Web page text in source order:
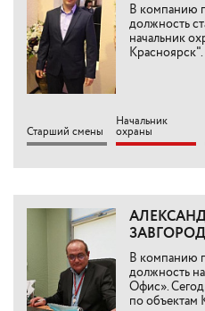
В компанию
должность
начальник
Красноярск".
Старший смены
Начальник
охраны
В компанию
должность
Офис».
по объектам